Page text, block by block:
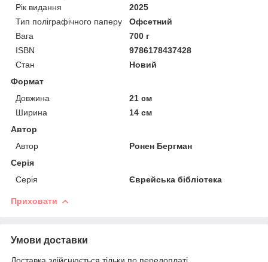
Рік видання
2025
Тип поліграфічного паперу
Офсетний
Вага
700 г
ISBN
9786178437428
Стан
Новий
Формат
Довжина
21 см
Ширина
14 см
Автор
Автор
Ронен Бергман
Серія
Серія
Єврейська бібліотека
Приховати
Умови доставки
Доставка здійснюється тільки по передоплаті.